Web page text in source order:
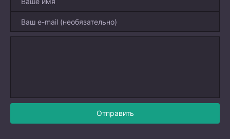
Отправить